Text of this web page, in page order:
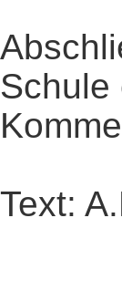
Schule
Text: